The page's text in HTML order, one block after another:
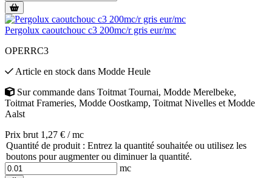
Pergolux caoutchouc c3 200mc/r gris eur/mc
OPERRC3
Article en stock dans Modde Heule
Sur commande dans Toitmat Tournai, Modde Merelbeke,
Toitmat Frameries, Modde Oostkamp, Toitmat Nivelles et Modde
Aalst
Prix brut 1,27 € / mc
Quantité de produit : Entrez la quantité souhaitée ou utilisez les
boutons pour augmenter ou diminuer la quantité.
mc